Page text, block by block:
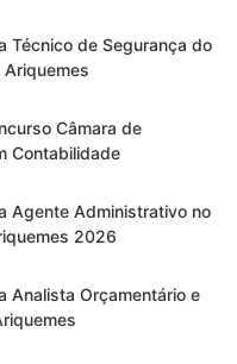
Técnico de Segurança do
Ariquemes
Câmara de
Contabilidade
Agente Administrativo no
2026
Analista Orçamentário e